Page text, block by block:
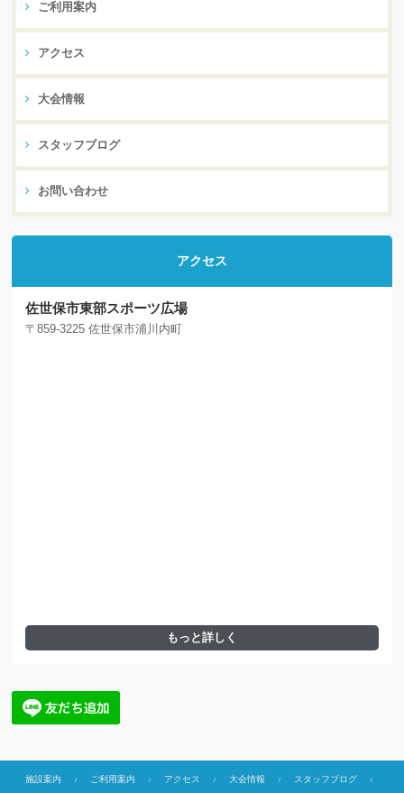
ご利用案内
アクセス
大会情報
スタッフブログ
お問い合わせ
アクセス
佐世保市東部スポーツ広場
〒859-3225 佐世保市浦川内町
もっと詳しく
施設案内 ご利用案内 アクセス 大会情報 スタッフブログ